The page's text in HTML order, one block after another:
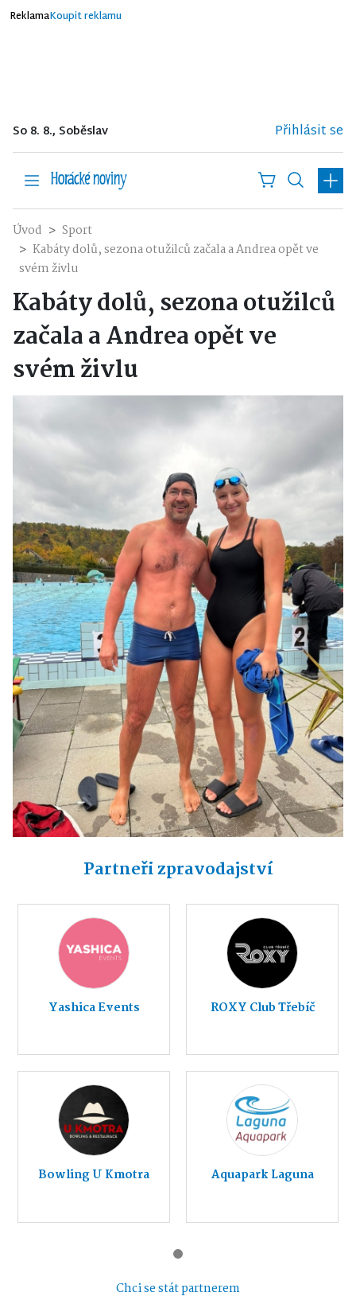
ReklamaKoupit reklamu
So 8. 8., Soběslav Přihlásit se
Úvod
Sport
Kabáty dolů, sezona otužilců začala a Andrea opět ve
svém živlu
Kabáty dolů, sezona otužilců
začala a Andrea opět ve
svém živlu
Partneři zpravodajství
Yashica Events ROXY Club Třebíč
Bowling U Kmotra Aquapark Laguna
Chci se stát partnerem